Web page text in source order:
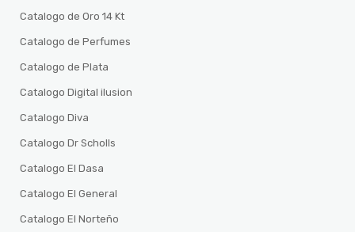
Catalogo de Oro 14 Kt
Catalogo de Perfumes
Catalogo de Plata
Catalogo Digital ilusion
Catalogo Diva
Catalogo Dr Scholls
Catalogo El Dasa
Catalogo El General
Catalogo El Norteño